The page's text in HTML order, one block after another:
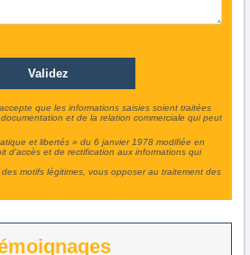
que les informations saisies soient traitées
et de la relation commerciale qui peut
et libertés » du 6 janvier 1978 modifiée en
d'accès et de rectification aux informations qui
motifs légitimes, vous opposer au traitement des